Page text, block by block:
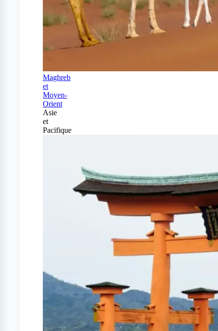
Maghreb
et
Moyen-
Orient
Asie
et
Pacifique